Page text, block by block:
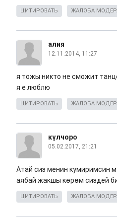
ЦИТИРОВАТЬ ЖАЛОБА
алия
12.11.2014, 11:27
я тожы никто не сможит
я е люблю
ЦИТИРОВАТЬ ЖАЛОБА
күлчоро
05.02.2017, 21:21
Атай сиз менин кумиримсин
аябай жакшы көрөм сиздей
ЦИТИРОВАТЬ ЖАЛОБА